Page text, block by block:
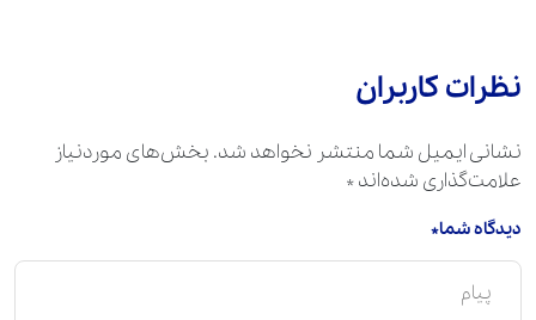
کفش (کتانی و ساده)
کفش جیر 630.000 تومان
کفش چرم زنانه و مردانه
نظرات کاربران
نشانی ایمیل شما منتشر نخواهد شد. بخش‌های موردنیاز
علامت‌گذاری شده‌اند*
دیدگاه شما*